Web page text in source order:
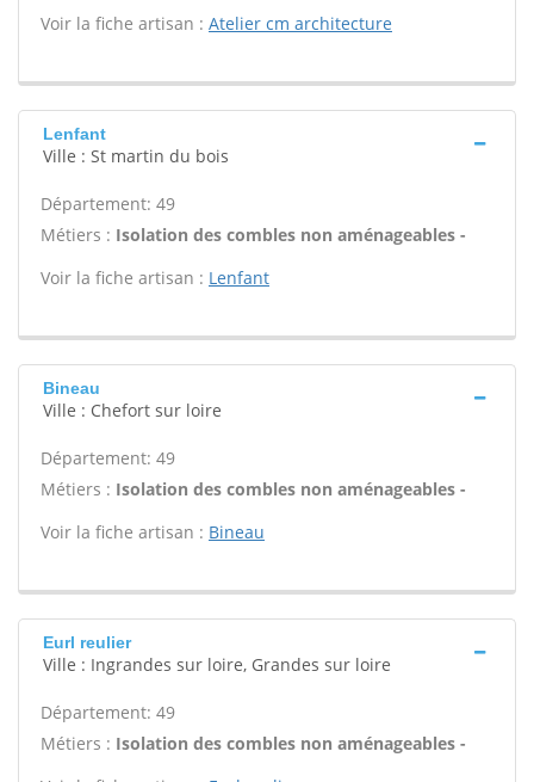
Voir la fiche artisan : Atelier cm architecture
Lenfant
Ville : St martin du bois
Département: 49
Métiers : Isolation des combles non aménageables -
Voir la fiche artisan : Lenfant
Bineau
Ville : Chefort sur loire
Département: 49
Métiers : Isolation des combles non aménageables -
Voir la fiche artisan : Bineau
Eurl reulier
Ville : Ingrandes sur loire, Grandes sur loire
Département: 49
Métiers : Isolation des combles non aménageables -